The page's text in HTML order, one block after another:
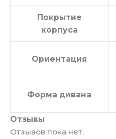
Покрытие
корпуса
Ориентация
Форма дивана
Отзывы
Отзывов пока нет.